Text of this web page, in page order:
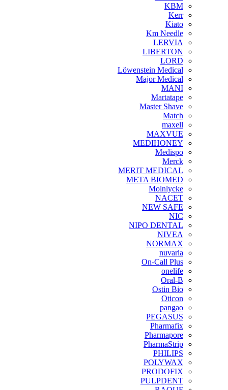
KBM
Kerr
Kiato
Km Needle
LERVIA
LIBERTON
LORD
Löwenstein Medical
Major Medical
MANI
Martatape
Master Shave
Match
maxell
MAXVUE
MEDIHONEY
Medispo
Merck
MERIT MEDICAL
META BIOMED
Molnlycke
NACET
NEW SAFE
NIC
NIPO DENTAL
NIVEA
NORMAX
nuvaria
On-Call Plus
onelife
Oral-B
Ostin Bio
Oticon
pangao
PEGASUS
Pharmafix
Pharmapore
PharmaStrip
PHILIPS
POLYWAX
PRODOFIX
PULPDENT